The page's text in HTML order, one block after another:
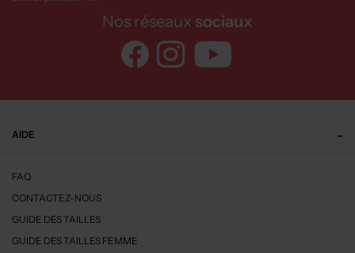
Nos réseaux sociaux
AIDE
FAQ
CONTACTEZ-NOUS
GUIDE DES TAILLES
GUIDE DES TAILLES FEMME